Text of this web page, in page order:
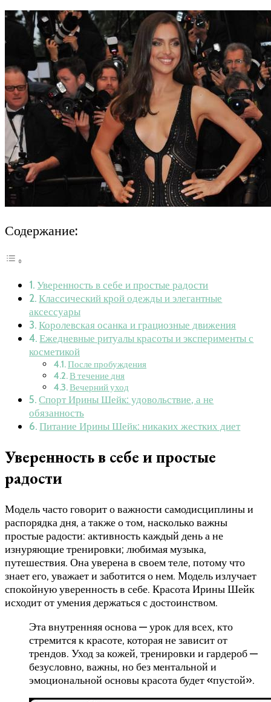
Содержание:
Уверенность в себе и простые радости
Классический крой одежды и элегантные
аксессуары
Королевская осанка и грациозные движения
Ежедневные ритуалы красоты и эксперименты с
косметикой
После пробуждения
В течение дня
Вечерний уход
Спорт Ирины Шейк: удовольствие, а не
обязанность
Питание Ирины Шейк: никаких жестких диет
Уверенность в себе и простые
радости
Модель часто говорит о важности самодисциплины и
распорядка дня, а также о том, насколько важны
простые радости: активность каждый день а не
изнуряющие тренировки; любимая музыка,
путешествия. Она уверена в своем теле, потому что
знает его, уважает и заботится о нем. Модель излучает
спокойную уверенность в себе. Красота Ирины Шейк
исходит от умения держаться с достоинством.
Эта внутренняя основа — урок для всех, кто
стремится к красоте, которая не зависит от
трендов. Уход за кожей, тренировки и гардероб —
безусловно, важны, но без ментальной и
эмоциональной основы красота будет «пустой».